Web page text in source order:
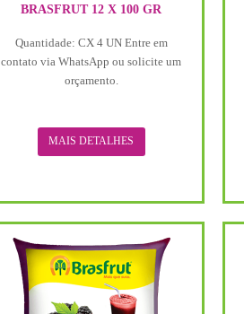
BRASFRUT 12 X 100 GR
Quantidade: CX 4 UN Entre em
contato via WhatsApp ou solicite um
orçamento.
MAIS DETALHES